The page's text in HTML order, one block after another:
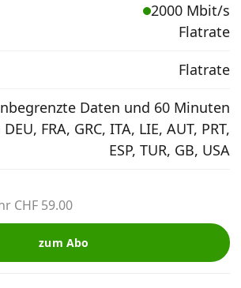
Abo kündigen oder
Vergleiche
2000 Mbit/s
Flatrate
Flatrate
Daten und 60 Minuten
FRA, GRC, ITA, LIE, AUT, PRT,
ESP, TUR, GB, USA
CHF 59.00
zum Abo